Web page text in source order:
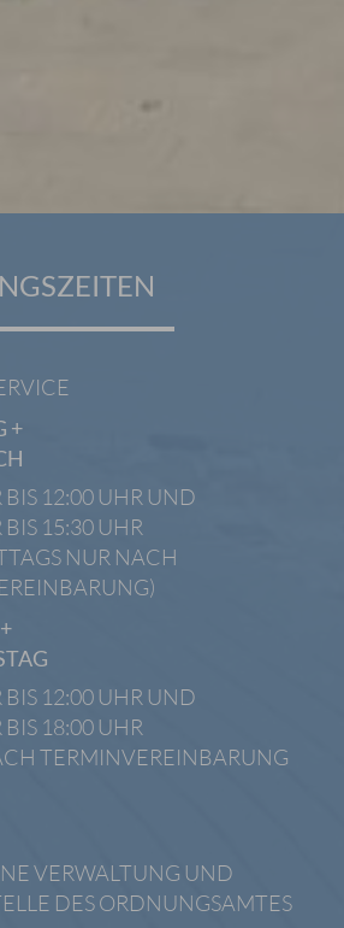
+
12:00 UHR UND
15:30 UHR
NUR NACH
12:00 UHR UND
18:00 UHR
TERMINVEREINBARUNG
VERWALTUNG UND
DES ORDNUNGSAMTES